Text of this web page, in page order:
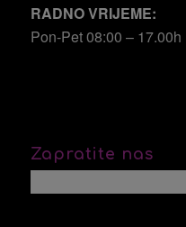
RADNO VRIJEME:
Pon-Pet 08:00 – 17.00h
Zapratite nas